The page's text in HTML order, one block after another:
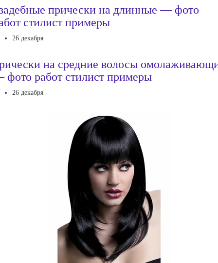
прически на длинные — фото
стилист примеры
26 декабря
на средние волосы
работ стилист примеры
26 декабря